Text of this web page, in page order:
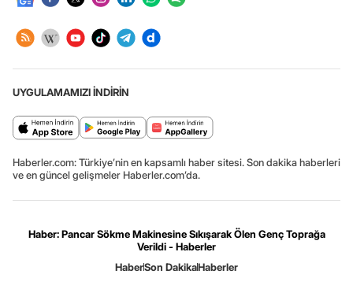
UYGULAMAMIZI İNDİRİN
Haberler.com: Türkiye’nin en kapsamlı haber sitesi. Son dakika haberleri
ve en güncel gelişmeler Haberler.com’da.
Haber: Pancar Sökme Makinesine Sıkışarak Ölen Genç Toprağa
Verildi - Haberler
HaberSon DakikaHaberler